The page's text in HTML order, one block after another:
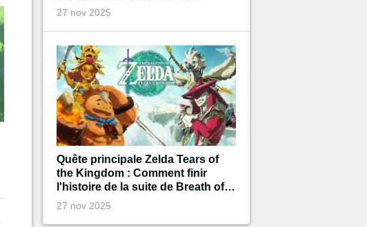
améliorer ?
27 nov 2025
Quête principale Zelda Tears of
the Kingdom : Comment finir
l'histoire de la suite de Breath of
the Wild
27 nov 2025